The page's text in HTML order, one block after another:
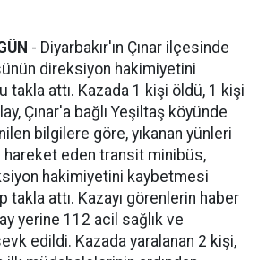
- Diyarbakır'ın Çınar ilçesinde
direksiyon hakimiyetini
takla attı. Kazada 1 kişi öldü, 1 kişi
Çınar'a bağlı Yeşiltaş köyünde
bilgilere göre, yıkanan yünleri
eden transit minibüs,
hakimiyetini kaybetmesi
takla attı. Kazayı görenlerin haber
yerine 112 acil sağlık ve
edildi. Kazada yaralanan 2 kişi,